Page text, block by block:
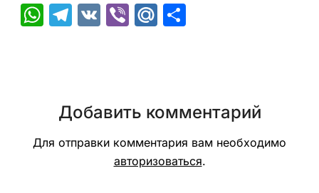
WhatsApp
Telegram
VK ViberMail.Ru
Добавить комментарий
Для отправки комментария вам необходимо
авторизоваться.